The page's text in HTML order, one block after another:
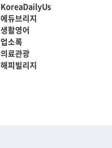
KoreaDailyUs
에듀브리지
생활영어
업소록
의료관광
해피빌리지